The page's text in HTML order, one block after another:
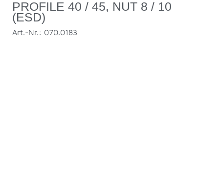
PROFILE 40 / 45, NUT 8 / 10
(ESD)
Art.-Nr.: 070.0183